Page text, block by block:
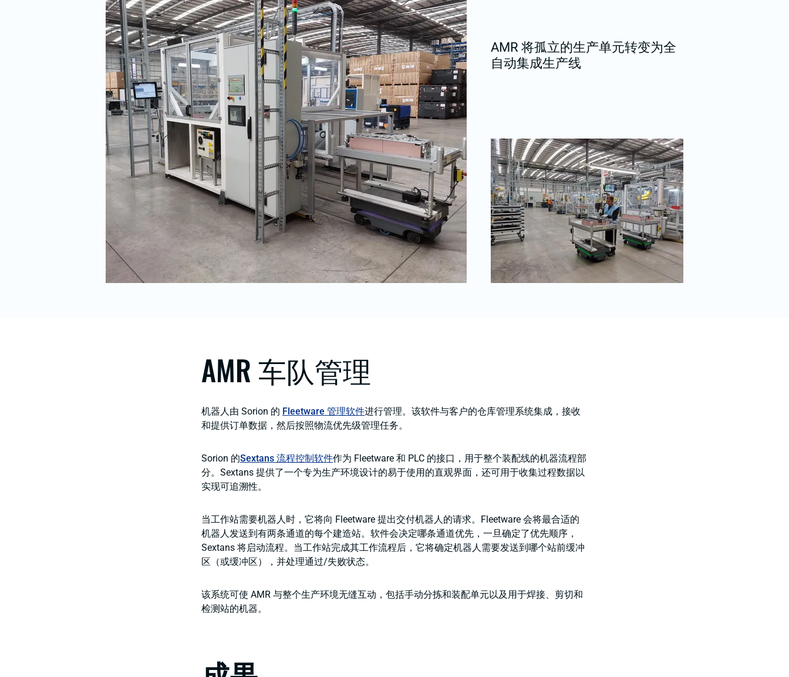
AMR 将孤立的生产单元转变为全
自动集成生产线
AMR 车队管理
机器人由 Sorion 的 Fleetware 管理软件进行管理。该软件与客户的仓库管理系统集成，接收
和提供订单数据，然后按照物流优先级管理任务。
Sorion 的Sextans 流程控制软件作为 Fleetware 和 PLC 的接口，用于整个装配线的机器流程部
分。Sextans 提供了一个专为生产环境设计的易于使用的直观界面，还可用于收集过程数据以
实现可追溯性。
当工作站需要机器人时，它将向 Fleetware 提出交付机器人的请求。Fleetware 会将最合适的
机器人发送到有两条通道的每个建造站。软件会决定哪条通道优先，一旦确定了优先顺序，
Sextans 将启动流程。当工作站完成其工作流程后，它将确定机器人需要发送到哪个站前缓冲
区（或缓冲区），并处理通过/失败状态。
该系统可使 AMR 与整个生产环境无缝互动，包括手动分拣和装配单元以及用于焊接、剪切和
检测站的机器。